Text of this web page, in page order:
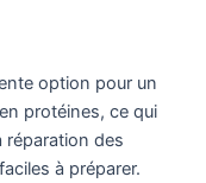
option pour un
protéines, ce qui
réparation des
à préparer.